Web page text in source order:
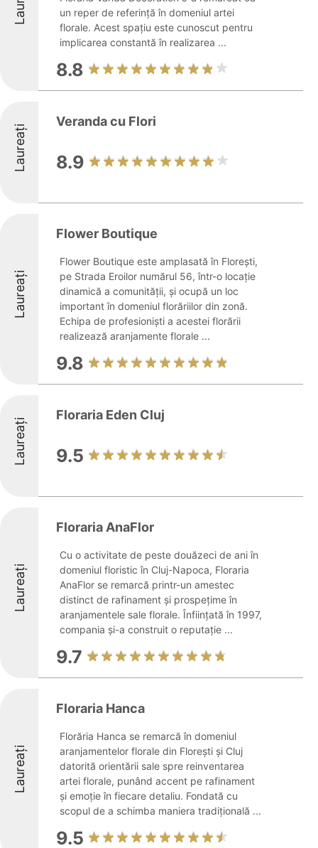
un reper de referință în domeniul artei
florale. Acest spațiu este cunoscut pentru
implicarea constantă în realizarea ...
8.8
Laureați
Veranda cu Flori
8.9
Laureați
Flower Boutique
Flower Boutique este amplasată în Florești,
pe Strada Eroilor numărul 56, într-o locație
dinamică a comunității, și ocupă un loc
important în domeniul florăriilor din zonă.
Echipa de profesioniști a acestei florării
realizează aranjamente florale ...
9.8
Laureați
Floraria Eden Cluj
9.5
Laureați
Floraria AnaFlor
Cu o activitate de peste douăzeci de ani în
domeniul floristic în Cluj-Napoca, Floraria
AnaFlor se remarcă printr-un amestec
distinct de rafinament și prospețime în
aranjamentele sale florale. Înființată în 1997,
compania și-a construit o reputație ...
9.7
Laureați
Floraria Hanca
Florăria Hanca se remarcă în domeniul
aranjamentelor florale din Florești și Cluj
datorită orientării sale spre reinventarea
artei florale, punând accent pe rafinament
și emoție în fiecare detaliu. Fondată cu
scopul de a schimba maniera tradițională ...
9.5